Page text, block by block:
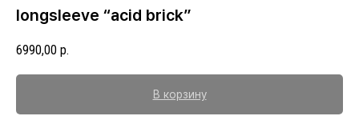
longsleeve “acid brick”
6990,00 р.
В корзину